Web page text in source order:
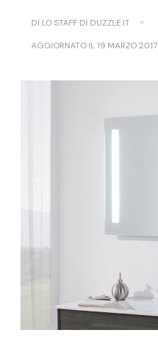
DI LO STAFF DI DUZZLE.IT
AGGIORNATO IL 19 MARZO 2017